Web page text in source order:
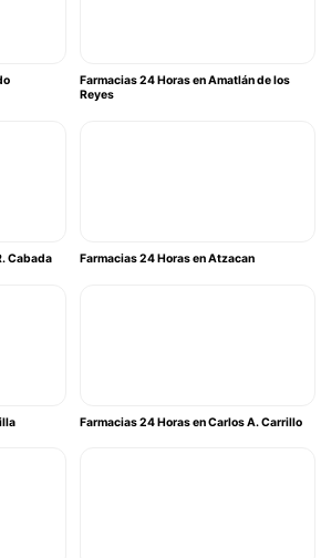
Farmacias 24 Horas en Amatlán de los
Reyes
Cabada Farmacias 24 Horas en Atzacan
Farmacias 24 Horas en Carlos A. Carrillo